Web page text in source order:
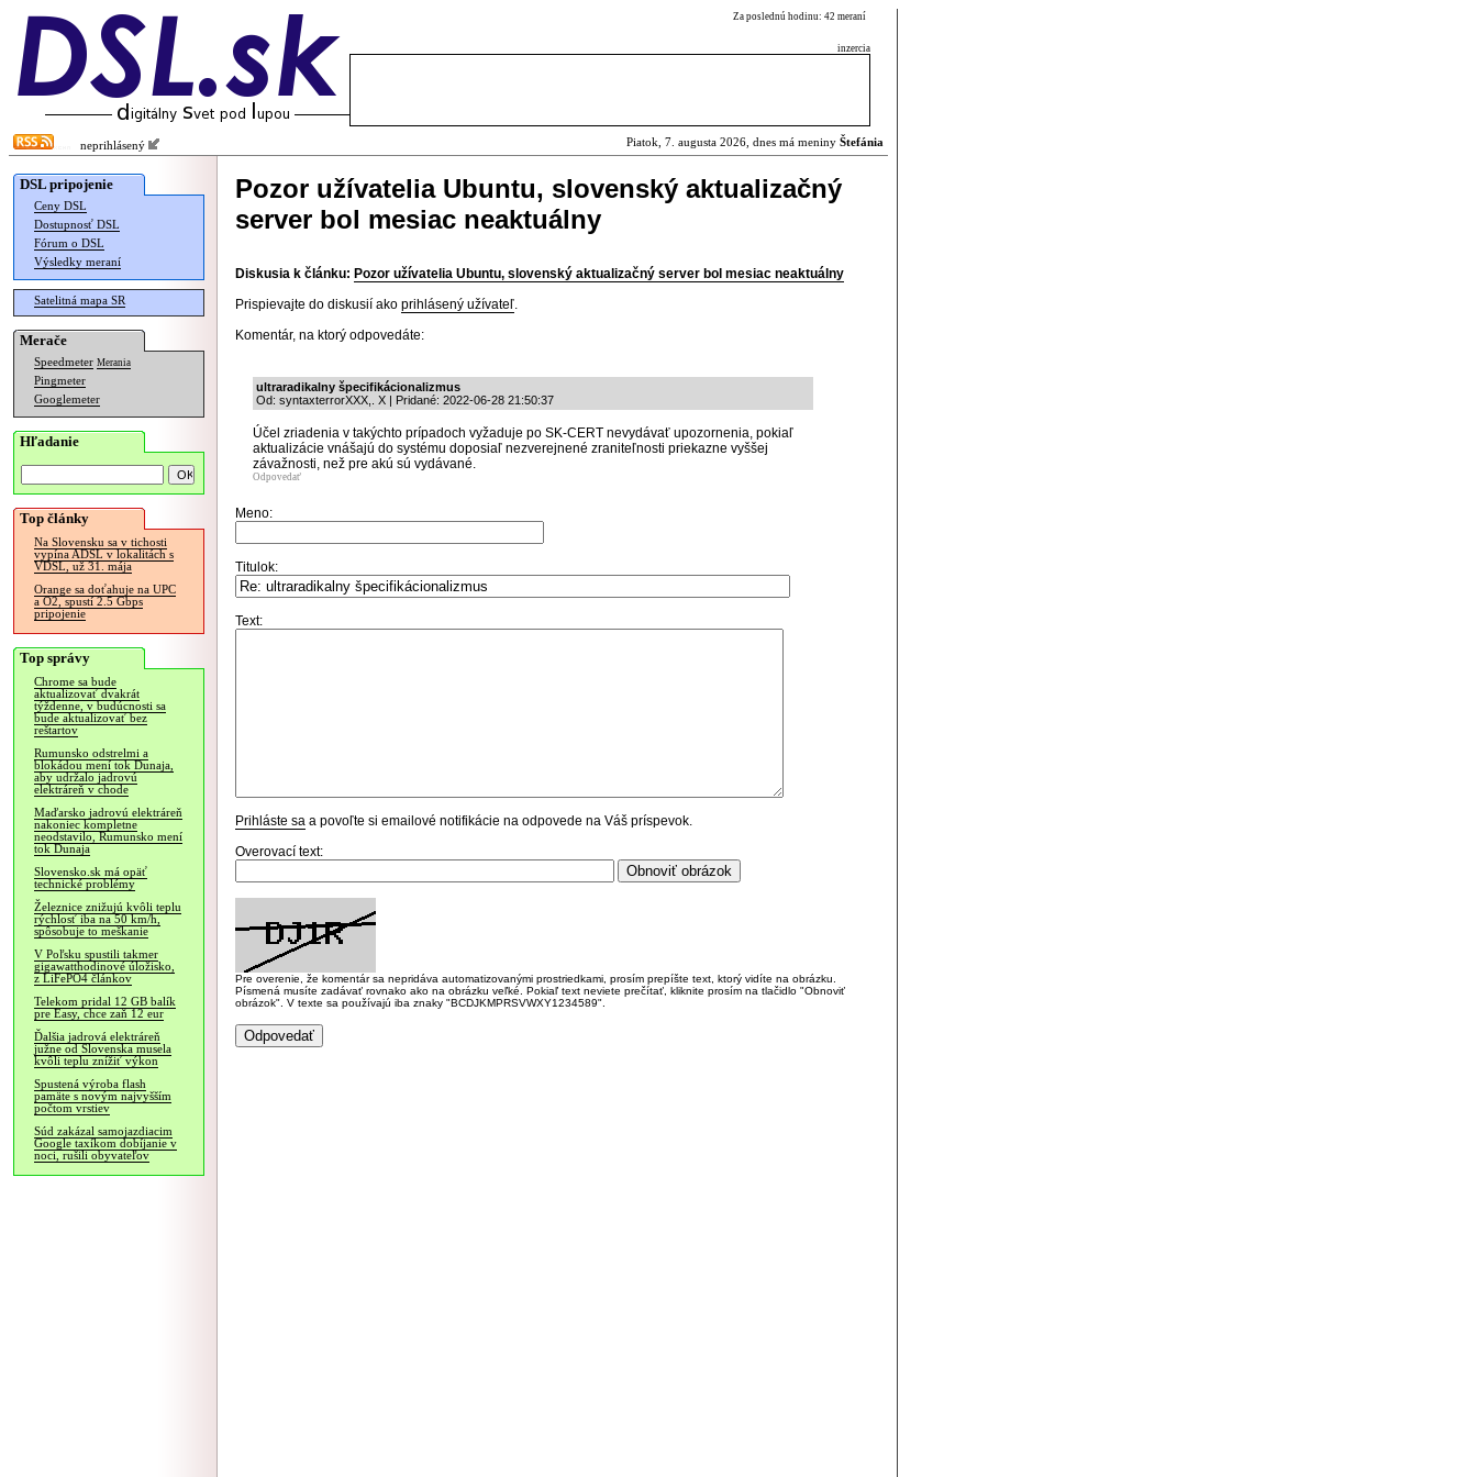
Za poslednú hodinu: 42 meraní
inzercia
neprihlásený Piatok, 7. augusta 2026, dnes má meniny Štefánia
DSL pripojenie
Ceny DSL
Dostupnosť DSL
Fórum o DSL
Výsledky meraní
Satelitná mapa SR
Merače
Speedmeter Merania
Pingmeter
Googlemeter
Hľadanie
Top články
Na Slovensku sa v tichosti
vypína ADSL v lokalitách s
VDSL, už 31. mája
Orange sa doťahuje na UPC
a O2, spustí 2.5 Gbps
pripojenie
Top správy
Chrome sa bude
aktualizovať dvakrát
týždenne, v budúcnosti sa
bude aktualizovať bez
reštartov
Rumunsko odstrelmi a
blokádou mení tok Dunaja,
aby udržalo jadrovú
elektráreň v chode
Maďarsko jadrovú elektráreň
nakoniec kompletne
neodstavilo, Rumunsko mení
tok Dunaja
Slovensko.sk má opäť
technické problémy
Železnice znižujú kvôli teplu
rýchlosť iba na 50 km/h,
spôsobuje to meškanie
V Poľsku spustili takmer
gigawatthodinové úložisko,
z LiFePO4 článkov
Telekom pridal 12 GB balík
pre Easy, chce zaň 12 eur
Ďalšia jadrová elektráreň
južne od Slovenska musela
kvôli teplu znížiť výkon
Spustená výroba flash
pamäte s novým najvyšším
počtom vrstiev
Súd zakázal samojazdiacim
Google taxíkom dobíjanie v
noci, rušili obyvateľov
Pozor užívatelia Ubuntu, slovenský aktualizačný
server bol mesiac neaktuálny
Diskusia k článku: Pozor užívatelia Ubuntu, slovenský aktualizačný server bol mesiac neaktuálny
Prispievajte do diskusií ako prihlásený užívateľ.
Komentár, na ktorý odpovedáte:
ultraradikalny špecifikácionalizmus
Od: syntaxterrorXXX,. X | Pridané: 2022-06-28 21:50:37
Účel zriadenia v takýchto prípadoch vyžaduje po SK-CERT nevydávať upozornenia, pokiaľ
aktualizácie vnášajú do systému doposiaľ nezverejnené zraniteľnosti priekazne vyššej
závažnosti, než pre akú sú vydávané.
Odpovedať
Meno:
Titulok:
Text:
Prihláste sa a povoľte si emailové notifikácie na odpovede na Váš príspevok.
Overovací text:
Pre overenie, že komentár sa nepridáva automatizovanými prostriedkami, prosím prepíšte text, ktorý vidíte na obrázku.
Písmená musíte zadávať rovnako ako na obrázku veľké. Pokiaľ text neviete prečítať, kliknite prosím na tlačidlo "Obnoviť
obrázok". V texte sa používajú iba znaky "BCDJKMPRSVWXY1234589".